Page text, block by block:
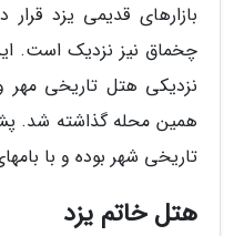
بازارهای قدیمی یزد
چخماق نیز نزدیک است.
نزدیکی هتل تاریخی مهر
همین محله گذاشته شد.
تاریخی شهر بوده و با
هتل خاتم یزد